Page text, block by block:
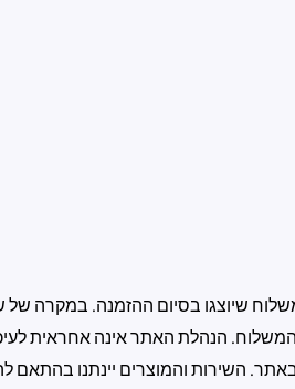
שיוצגו בסיום ההזמנה. במקרה של
הנהלת האתר אינה אחראית
השירות והמוצרים יינתנו בהתאם